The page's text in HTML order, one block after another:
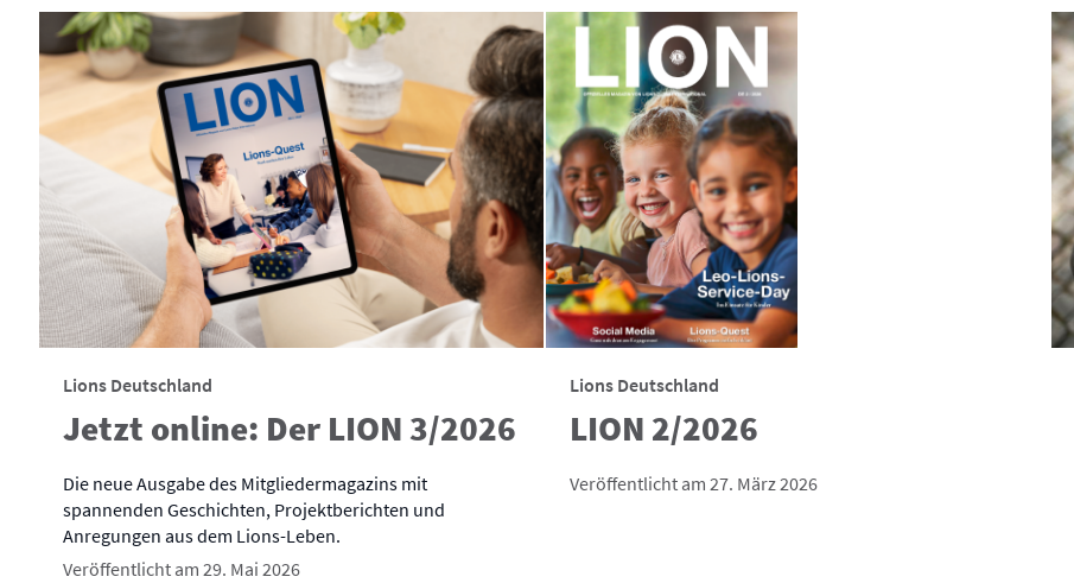
Lions Deutschland
Jetzt online: Der LION 3/2026
Die neue Ausgabe des Mitgliedermagazins mit
spannenden Geschichten, Projektberichten und
Anregungen aus dem Lions-Leben.
Veröffentlicht am 29. Mai 2026
Lions Deutschland
LION 2/2026
Veröffentlicht am 27. März 2026